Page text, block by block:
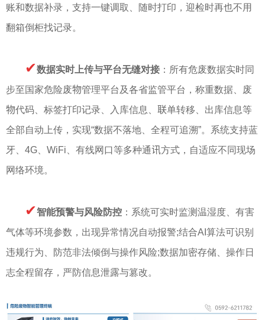
账和数据补录，支持一键调取、随时打印，迎检时再也不用
翻箱倒柜找记录。
✔数据实时上传与平台无缝对接 ：所有危废数据实时同
步至国家危险废物管理平台及各省监管平台，称重数据、废
物代码、标签打印记录、入库信息、联单转移、出库信息等
全部自动上传，实现“数据不落地、全程可追溯”。系统支持蓝
牙、4G、WiFi、有线网口等多种通讯方式，自适应不同现场
网络环境。
✔智能预警与风险防控 ：系统可实时监测温湿度、有害
气体等环境参数，出现异常情况自动报警;结合AI算法可识别
违规行为、防范非法倾倒与操作风险;数据加密存储、操作日
志全程留存，严防信息泄露与篡改。